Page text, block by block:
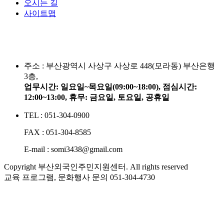
오시는 길
사이트맵
주소 : 부산광역시 사상구 사상로 448(모라동) 부산은행
3층,
업무시간: 일요일~목요일(09:00~18:00), 점심시간:
12:00~13:00, 휴무: 금요일, 토요일, 공휴일
TEL : 051-304-0900
FAX : 051-304-8585
E-mail : somi3438@gmail.com
Copyright 부산외국인주민지원센터. All rights reserved
교육 프로그램, 문화행사 문의 051-304-4730